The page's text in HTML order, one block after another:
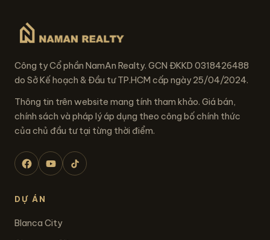
Công ty Cổ phần NamAn Realty. GCN ĐKKD 0318426488
do Sở Kế hoạch & Đầu tư TP.HCM cấp ngày 25/04/2024.
Thông tin trên website mang tính tham khảo. Giá bán,
chính sách và pháp lý áp dụng theo công bố chính thức
của chủ đầu tư tại từng thời điểm.
DỰ ÁN
Blanca City